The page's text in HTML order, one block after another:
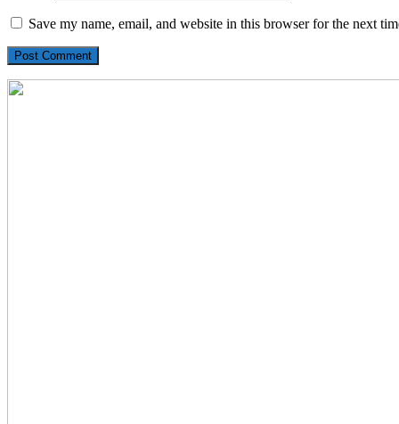
Save my name, email, and website in this browser for the next